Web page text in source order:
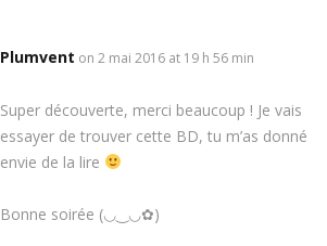
Plumvent on 2 mai 2016 at 19 h 56 min
Super découverte, merci beaucoup ! Je vais
essayer de trouver cette BD, tu m’as donné
envie de la lire
Bonne soirée (◡‿◡✿)